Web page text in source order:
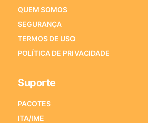
QUEM SOMOS
SEGURANÇA
TERMOS DE USO
POLÍTICA DE PRIVACIDADE
Suporte
PACOTES
ITA/IME